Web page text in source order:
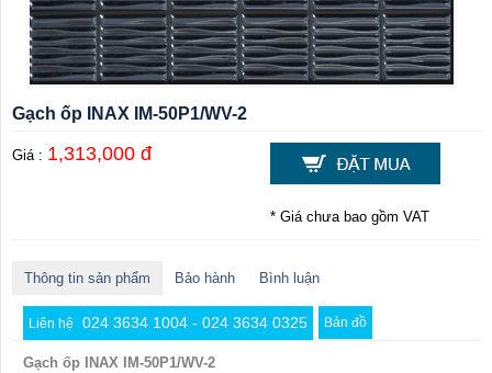
Gạch ốp INAX IM-50P1/WV-2
Giá : 1,313,000 đ
* Giá chưa bao gồm VAT
Thông tin sản phẩm Bảo hành Bình luận
Liên hệ 024 3634 1004 - 024 3634 0325 Bản đồ
Gạch ốp INAX IM-50P1/WV-2